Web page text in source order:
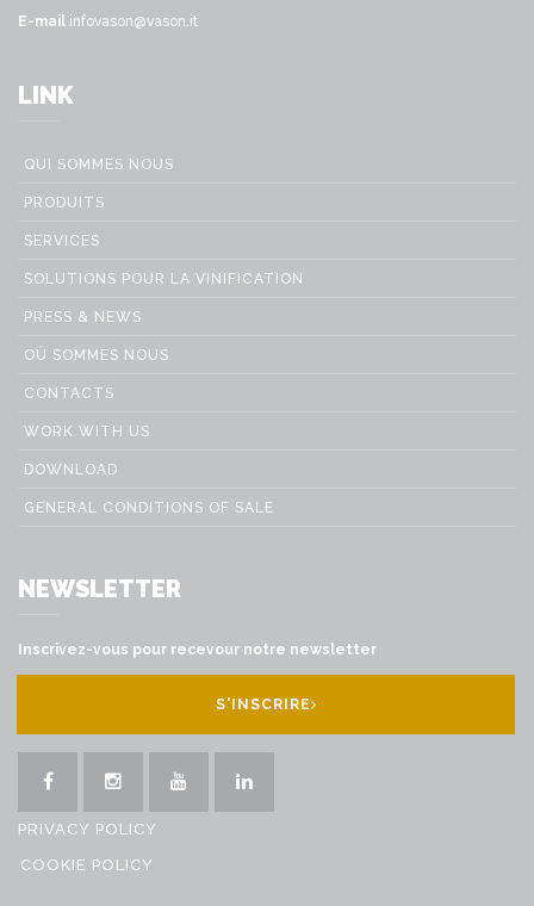
E-mail infovason@vason.it
LINK
QUI SOMMES NOUS
PRODUITS
SERVICES
SOLUTIONS POUR LA VINIFICATION
PRESS & NEWS
OÙ SOMMES NOUS
CONTACTS
WORK WITH US
DOWNLOAD
GENERAL CONDITIONS OF SALE
NEWSLETTER
Inscrivez-vous pour recevour notre newsletter
S'INSCRIRE
PRIVACY POLICY
COOKIE POLICY